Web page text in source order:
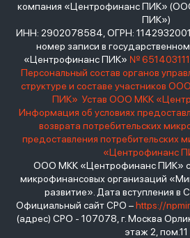
компания «Центрофинанс ПИК»
ПИК»)
ИНН: 2902078584, ОГРН:
номер записи в
«Центрофинанс ПИК» №
Персональный состав органов
структуре и составе участников
ПИК» Устав ООО МКК
Информация об условиях
возврата потребительских
предоставления
«Центрофинанс
ООО МКК «Центрофинанс ПИК»
микрофинансовых организаций
развитие». Дата вступления в
Официальный сайт СРО –https://
(адрес) СРО - 107078, г. Москва
этаж 2, пом.11